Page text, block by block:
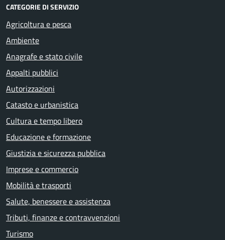
CATEGORIE DI SERVIZIO
Agricoltura e pesca
Ambiente
Anagrafe e stato civile
Appalti pubblici
Autorizzazioni
Catasto e urbanistica
Cultura e tempo libero
Educazione e formazione
Giustizia e sicurezza pubblica
Imprese e commercio
Mobilità e trasporti
Salute, benessere e assistenza
Tributi, finanze e contravvenzioni
Turismo